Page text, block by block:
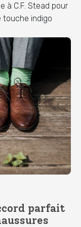
à C.F. Stead pour
touche indigo
parfait